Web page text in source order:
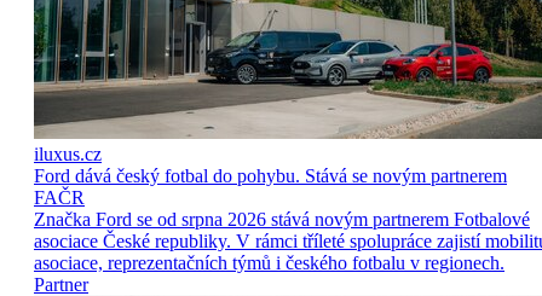
iluxus.cz
Ford dává český fotbal do pohybu. Stává se novým partnerem
FAČR
Značka Ford se od srpna 2026 stává novým partnerem Fotbalové
asociace České republiky. V rámci tříleté spolupráce zajistí
asociace, reprezentačních týmů i českého fotbalu v regionech.
Partner